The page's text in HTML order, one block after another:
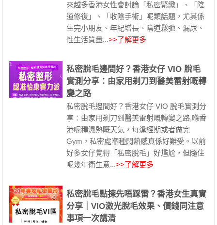
來越多香港女性會討論「私密緊緻」、「陰
道修復」、「收陰手術」呢類話題，尤其係
生完小朋友、年紀增長、陰道鬆弛、漏尿、
性生活質量...>>了解更多
私密脫毛邊間好？香港女仔 VIO 脫毛
實測分享：由家用剃刀到醫美雷射嘅轉
變之路
私密脫毛邊間好？香港女仔 VIO 脫毛實測分
享：由家用剃刀到醫美雷射嘅轉變之路,喺香
港呢種濕熱嘅天氣，每逢經期或者做完
Gym，私密處嗰種悶熱感真係好難受。以前
好多女仔覺得「私密脫毛」好尷尬，但隨住
呢幾年衛生意...>>了解更多
私密脫毛點揀先唔踩雷？香港女生真實
分享｜VIO激光脫毛效果、價錢同注意
事項一次講清